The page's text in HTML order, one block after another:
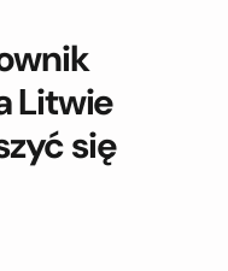
Litwie
się